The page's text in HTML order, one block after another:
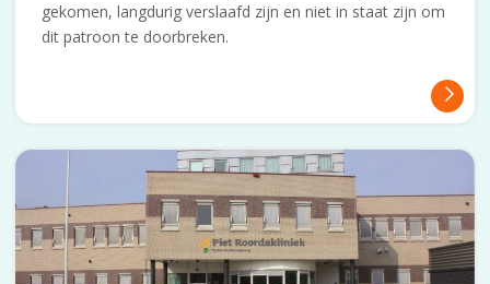
gekomen, langdurig verslaafd zijn en niet in staat zijn om
dit patroon te doorbreken.